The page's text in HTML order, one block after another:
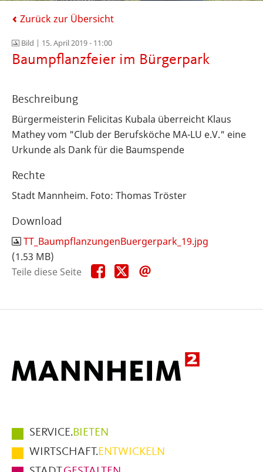
Zurück zur Übersicht
Bild | 15. April 2019 - 11:00
Baumpflanzfeier im Bürgerpark
Beschreibung
Bürgermeisterin Felicitas Kubala überreicht Klaus
Mathey vom "Club der Berufsköche MA-LU e.V." eine
Urkunde als Dank für die Baumspende
Rechte
Stadt Mannheim. Foto: Thomas Tröster
Download
TT_BaumpflanzungenBuergerpark_19.jpg
(1.53 MB)
Teile diese Seite
Teile
diese
Teile
diese
Hauptmenüpunkte
im
Fußbereich
SERVICE.BIETEN
WIRTSCHAFT.ENTWICKELN